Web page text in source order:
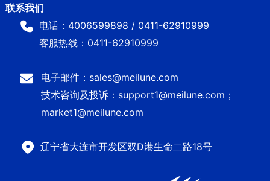
电话：4006599898 / 0411-62910999
客服热线：0411-62910999
电子邮件：sales@meilune.com
技术咨询及投诉：support1@meilune.com；
market1@meilune.com
辽宁省大连市开发区双D港生命二路18号